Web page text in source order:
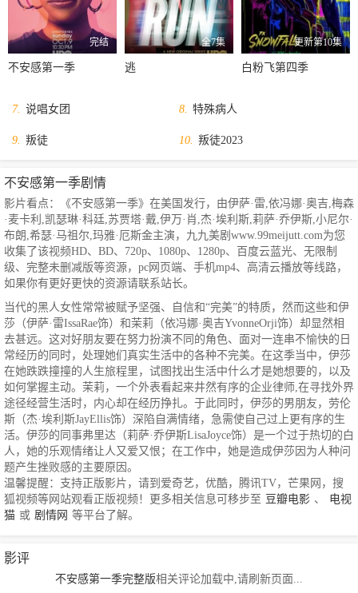
完结
不安感第一季
全7集
逃
更新第10集
白粉飞第四季
7. 说唱女团 8. 特殊病人
9. 叛徒 10. 叛徒2023
不安感第一季剧情
影片看点：《不安感第一季》在美国发行，由伊萨·雷,依冯娜·奥吉,梅森
·麦卡利,凯瑟琳·科廷,苏贾塔·戴,伊万·肖,杰·埃利斯,莉萨·乔伊斯,小尼尔·
布朗,希瑟·马祖尔,玛雅·厄斯金主演，九九美剧www.99meijutt.com为您
收集了该视频HD、BD、720p、1080p、1280p、百度云蓝光、无限制
级、完整未删减版等资源，pc网页端、手机mp4、高清云播放等线路，
如果你有更好更快的资源请联系站长。
当代的黑人女性常常被赋予坚强、自信和“完美”的特质，然而这些和伊
莎（伊萨·雷IssaRae饰）和茉莉（依冯娜·奥吉YvonneOrji饰）却显然相
去甚远。这对好朋友要在努力扮演不同的角色、面对一连串不愉快的日
常经历的同时，处理她们真实生活中的各种不完美。在这季当中，伊莎
在她跌跌撞撞的人生旅程里，试图找出生活中什么才是她想要的，以及
如何掌握主动。茉莉，一个外表看起来井然有序的企业律师,在寻找外界
途径经营生活时，内心却在经历挣扎。于此同时，伊莎的男朋友，劳伦
斯（杰·埃利斯JayEllis饰）深陷自满情绪，急需使自己过上更有序的生
活。伊莎的同事弗里达（莉萨·乔伊斯LisaJoyce饰）是一个过于热切的白
人，她的乐观情绪让人又爱又恨；在工作中，她是造成伊莎因为人种问
题产生挫败感的主要原因。
温馨提醒：支持正版影片，请到爱奇艺，优酷，腾讯TV，芒果网，搜
狐视频等网站观看正版视频！更多相关信息可移步至 豆瓣电影 、
电视
猫 或 剧情网 等平台了解。
影评
不安感第一季完整版相关评论加载中,请刷新页面...